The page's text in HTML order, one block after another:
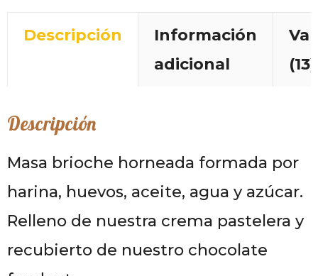
Descripción
Información
adicional
(13)
Descripción
Masa brioche horneada formada por
harina, huevos, aceite, agua y azúcar.
Relleno de nuestra crema pastelera y
recubierto de nuestro chocolate